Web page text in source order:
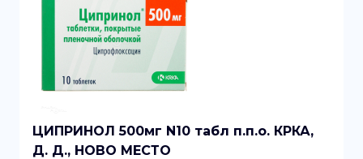
ЦИПРИНОЛ 500мг N10 табл п.п.о. КРКА,
Д. Д., НОВО МЕСТО